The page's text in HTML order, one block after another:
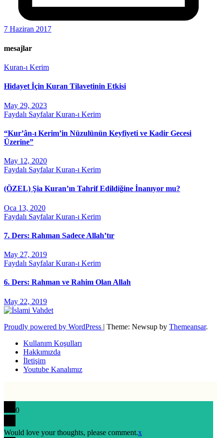
7 Haziran 2017
mesajlar
Kuran-ı Kerim
Hidayet İçin Kuran Tilavetinin Etkisi
May 29, 2023
Faydalı SayfalarKuran-ı Kerim
“Kur’ân-ı Kerim’in Nüzulünün Keyfiyeti ve Kadir Gecesi
Üzerine”
May 12, 2020
Faydalı SayfalarKuran-ı Kerim
(ÖZEL) Şia Kuran’ın Tahrif Edildiğine İnanıyor mu?
Oca 13, 2020
Faydalı SayfalarKuran-ı Kerim
7. Ders: Rahman Sadece Allah’tır
May 27, 2019
Faydalı SayfalarKuran-ı Kerim
6. Ders: Rahman ve Rahim Olan Allah
May 22, 2019
Proudly powered by WordPress | Theme: Newsup by Themeansar.
Kullanım Koşulları
Hakkımızda
İletişim
Youtube Kanalımız
0
Would love your thoughts, please comment.x